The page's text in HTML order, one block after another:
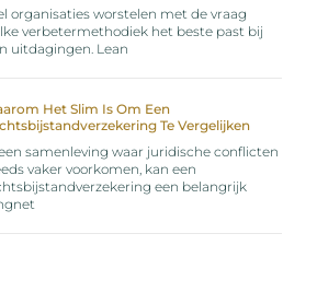
organisaties worstelen met de vraag
verbetermethodiek het beste past bij
uitdagingen. Lean
Het Slim Is Om Een
Te Vergelijken
samenleving waar juridische conflicten
vaker voorkomen, kan een
een belangrijk